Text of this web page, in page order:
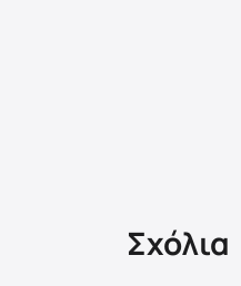
Σχόλια